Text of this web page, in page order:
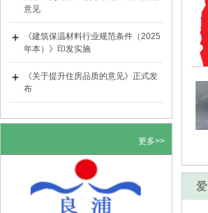
意见
《建筑保温材料行业规范条件（2025
年本）》印发实施
《关于提升住房品质的意见》正式发
布
《绿色产品认证与标识管理办法》发
2026年四大重点任务定了！住建部最
更多>>